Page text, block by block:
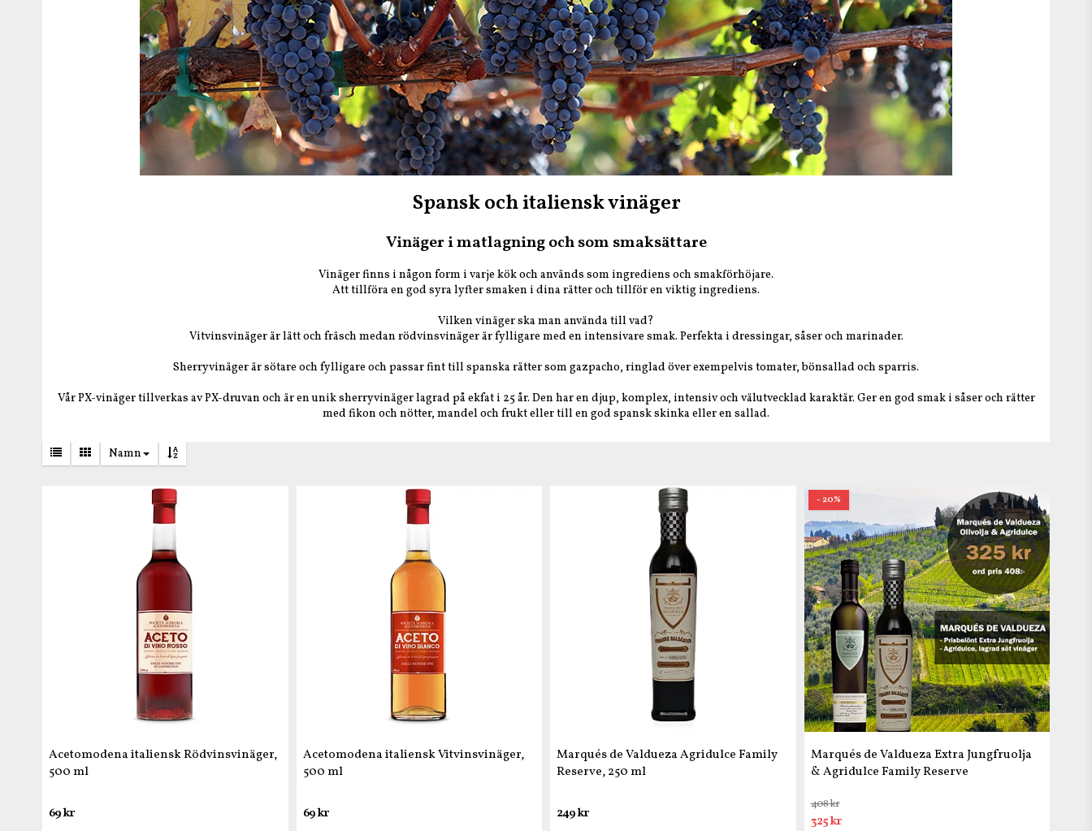
Spansk och italiensk vinäger
Vinäger i matlagning och som smaksättare
Vinäger finns i någon form i varje kök och används som ingrediens och smakförhöjare.
Att tillföra en god syra lyfter smaken i dina rätter och tillför en viktig ingrediens.
Vilken vinäger ska man använda till vad?
Vitvinsvinäger är lätt och fräsch medan rödvinsvinäger är fylligare med en intensivare smak. Perfekta i dressingar, såser och marinader.
Sherryvinäger är sötare och fylligare och passar fint till spanska rätter som gazpacho, ringlad över exempelvis tomater, bönsallad och sparris.
Vår PX-vinäger tillverkas av PX-druvan och är en unik sherryvinäger lagrad på ekfat i 25 år. Den har en djup, komplex, intensiv och välutvecklad karaktär. Ger en god smak i såser och rätter
med fikon och nötter, mandel och frukt eller till en god spansk skinka eller en sallad.
Namn
Acetomodena italiensk Rödvinsvinäger,
500 ml
69 kr
Acetomodena italiensk Vitvinsvinäger,
500 ml
69 kr
Marqués de Valdueza Agridulce Family
Reserve, 250 ml
249 kr
- 20%
Marqués de Valdueza Extra Jungfruolja
& Agridulce Family Reserve
408 kr
325 kr